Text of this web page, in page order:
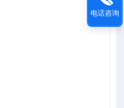
电话咨询